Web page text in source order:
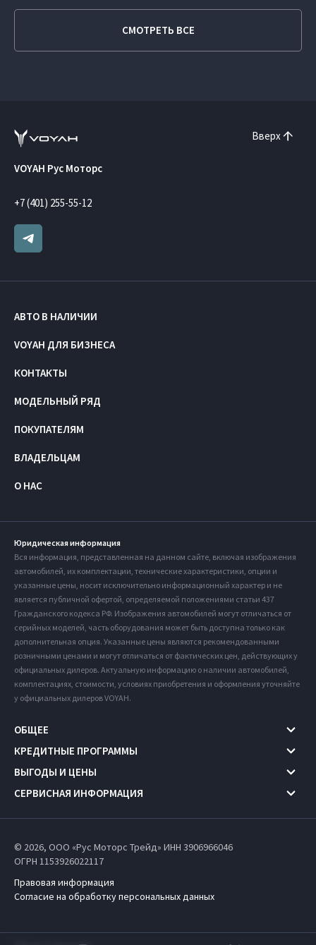
СМОТРЕТЬ ВСЕ
Вверх
VOYAH Рус Моторс
+7 (401) 255-55-12
АВТО В НАЛИЧИИ
VOYAH ДЛЯ БИЗНЕСА
КОНТАКТЫ
МОДЕЛЬНЫЙ РЯД
ПОКУПАТЕЛЯМ
ВЛАДЕЛЬЦАМ
О НАС
Юридическая информация
Вся информация, представленная на данном сайте, включая изображения
автомобилей, их комплектации, технические характеристики, опции и
указанные цены, носит исключительно информационный характер и не
является публичной офертой, определяемой положениями статьи 437
Гражданского кодекса РФ. Изображения автомобилей могут отличаться от
серийных моделей, часть оборудования может быть доступна только как
дополнительная опция. Указанные цены являются рекомендованными
розничными ценами и могут отличаться от фактических цен, действующих у
официальных дилеров. Актуальную информацию о наличии автомобилей,
комплектациях, стоимости, условиях приобретения и оформления уточняйте
у официальных дилеров VOYAH.
ОБЩЕЕ
КРЕДИТНЫЕ ПРОГРАММЫ
ВЫГОДЫ И ЦЕНЫ
СЕРВИСНАЯ ИНФОРМАЦИЯ
© 2026, ООО «Рус Моторс Трейд» ИНН 3906966046
ОГРН 1153926022117
Правовая информация
Согласие на обработку персональных данных